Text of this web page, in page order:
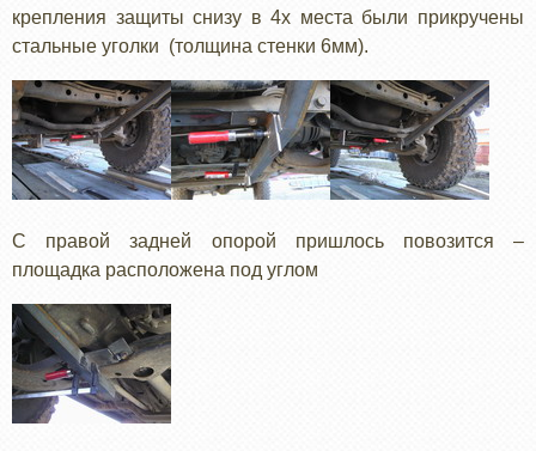
крепления защиты снизу в 4х места были прикручены
стальные уголки (толщина стенки 6мм).
С правой задней опорой пришлось повозится –
площадка расположена под углом